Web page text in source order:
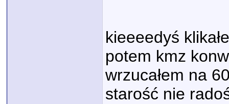
kieeeedyś
potem kmz
wrzucałem na
starość nie